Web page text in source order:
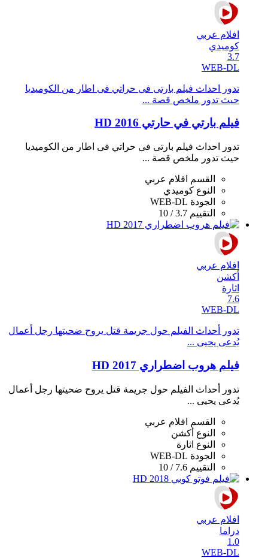
افلام عربي
كوميدي
3.7
WEB-DL
تدور احداث فيلم بارتى فى حراتي فى اطار من الكوميديا
حيث تدور ملخص قصة ...
فيلم بارتي في حارتي 2016 HD
تدور احداث فيلم بارتى فى حراتي فى اطار من الكوميديا
حيث تدور ملخص قصة ...
القسم
افلام عربي
النوع كوميدي
الجودة WEB-DL
التقييم 3.7 / 10
افلام عربي
أكشن
اثارة
7.6
WEB-DL
تدور أحداث الفيلم حول جريمة قتل يروح ضحيتها رجل أعمال
يُدعى يحيى ...
فيلم هروب اضطراري 2017 HD
تدور أحداث الفيلم حول جريمة قتل يروح ضحيتها رجل أعمال
يُدعى يحيى ...
القسم
افلام عربي
النوع أكشن
النوع اثارة
الجودة WEB-DL
التقييم 7.6 / 10
افلام عربي
دراما
1.0
WEB-DL